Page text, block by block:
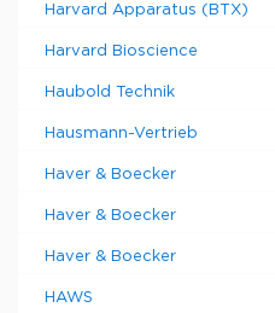
Harvard Apparatus (BTX)
Harvard Bioscience
Haubold Technik
Hausmann-Vertrieb
Haver & Boecker
Haver & Boecker
Haver & Boecker
HAWS